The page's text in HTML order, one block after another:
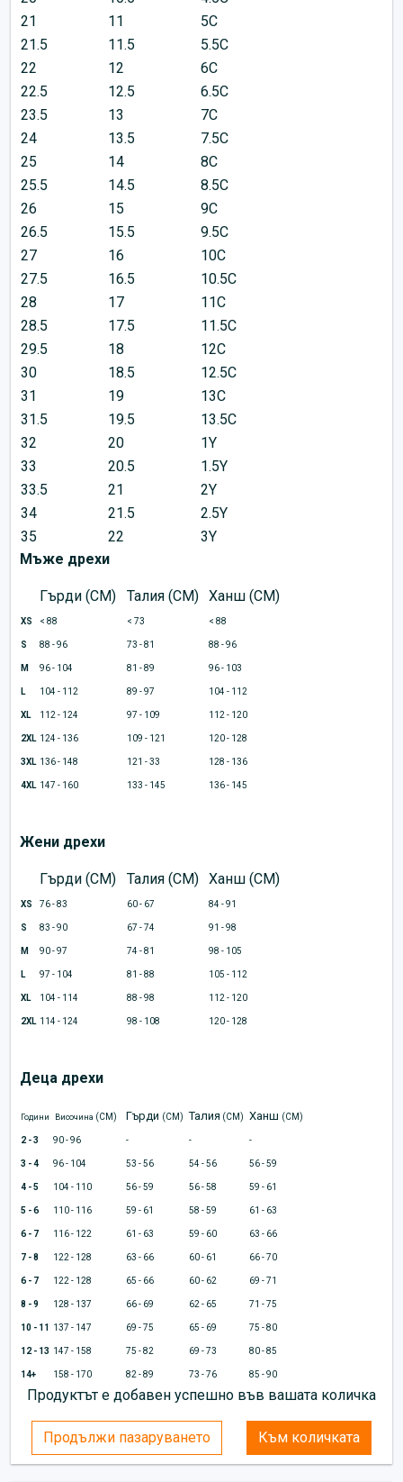
21
11
5C
21.5
11.5
5.5C
22
12
6C
22.5
12.5
6.5C
23.5
13
7C
24
13.5
7.5C
25
14
8C
25.5
14.5
8.5C
26
15
9C
26.5
15.5
9.5C
27
16
10C
27.5
16.5
10.5C
28
17
11C
28.5
17.5
11.5C
29.5
18
12C
30
18.5
12.5C
31
19
13C
31.5
19.5
13.5C
32
20
1Y
33
20.5
1.5Y
33.5
21
2Y
34
21.5
2.5Y
35
22
3Y
Мъже дрехи
Гърди (CM) Талия (CM) Ханш (CM)
XS < 88 < 73 < 88
S 88 - 96 73 - 81 88 - 96
M 96 - 104 81 - 89 96 - 103
L 104 - 112 89 - 97 104 - 112
XL 112 - 124 97 - 109 112 - 120
2XL 124 - 136 109 - 121 120 - 128
3XL 136 - 148 121 - 33 128 - 136
4XL 147 - 160 133 - 145 136 - 145
Жени дрехи
Гърди (CM) Талия (CM) Ханш (CM)
XS 76 - 83 60 - 67 84 - 91
S 83 - 90 67 - 74 91 - 98
M 90 - 97 74 - 81 98 - 105
L 97 - 104 81 - 88 105 - 112
XL 104 - 114 88 - 98 112 - 120
2XL 114 - 124 98 - 108 120 - 128
Деца дрехи
Години Височина (CM) Гърди (CM) Талия (CM) Ханш (CM)
2 - 3 90 - 96 - - -
3 - 4 96 - 104 53 - 56 54 - 56 56 - 59
4 - 5 104 - 110 56 - 59 56 - 58 59 - 61
5 - 6 110 - 116 59 - 61 58 - 59 61 - 63
6 - 7 116 - 122 61 - 63 59 - 60 63 - 66
7 - 8 122 - 128 63 - 66 60 - 61 66 - 70
6 - 7 122 - 128 65 - 66 60 - 62 69 - 71
8 - 9 128 - 137 66 - 69 62 - 65 71 - 75
10 - 11 137 - 147 69 - 75 65 - 69 75 - 80
12 - 13 147 - 158 75 - 82 69 - 73 80 - 85
14+ 158 - 170 82 - 89 73 - 76 85 - 90
Продуктът е добавен успешно във вашата количка
Продължи пазаруването Към количката